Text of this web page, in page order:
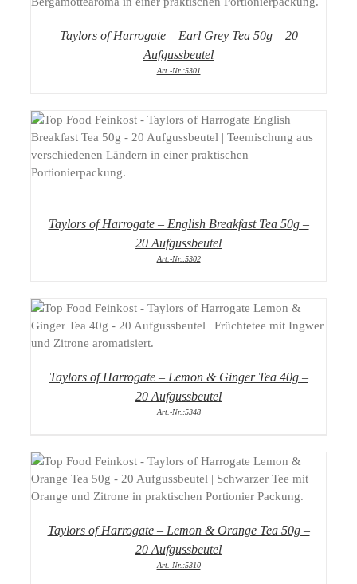
Taylors of Harrogate – Earl Grey Tea 50g – 20
Aufgussbeutel
Art.-Nr.:5301
DETAILS
Taylors of Harrogate – English Breakfast Tea 50g –
20 Aufgussbeutel
Art.-Nr.:5302
DETAILS
Taylors of Harrogate – Lemon & Ginger Tea 40g –
20 Aufgussbeutel
Art.-Nr.:5348
DETAILS
Taylors of Harrogate – Lemon & Orange Tea 50g –
20 Aufgussbeutel
Art.-Nr.:5310